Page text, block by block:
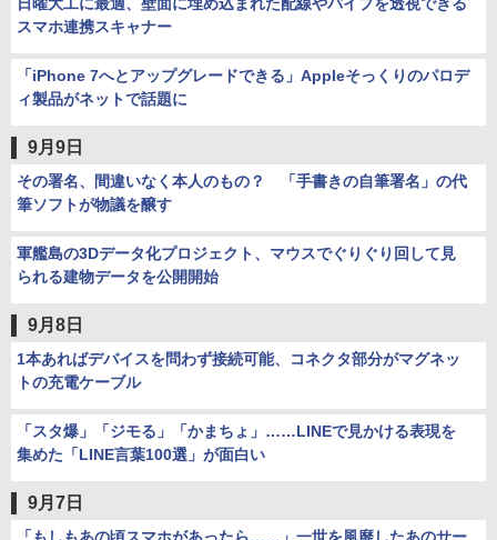
スマホ連携スキャナー
「iPhone 7へとアップグレードできる」Appleそっくりのパロデ
ィ製品がネットで話題に
9月9日
その署名、間違いなく本人のもの？ 「手書きの自筆署名」の代
筆ソフトが物議を醸す
軍艦島の3Dデータ化プロジェクト、マウスでぐりぐり回して見
られる建物データを公開開始
9月8日
1本あればデバイスを問わず接続可能、コネクタ部分がマグネッ
トの充電ケーブル
「スタ爆」「ジモる」「かまちょ」……LINEで見かける表現を
集めた「LINE言葉100選」が面白い
9月7日